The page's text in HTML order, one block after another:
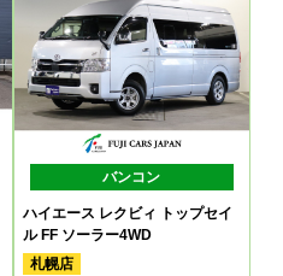
バンコン
ハイエース レクビィ トップセイ
ル FF ソーラー4WD
札幌店